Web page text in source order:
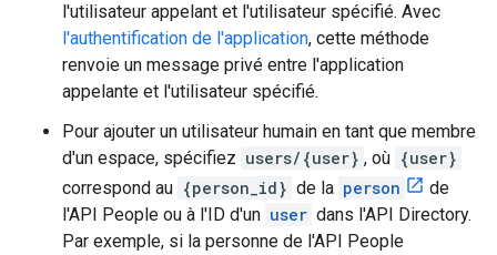
l'utilisateur appelant et l'utilisateur spécifié. Avec
l'authentification de l'application, cette méthode
renvoie un message privé entre l'application
appelante et l'utilisateur spécifié.
Pour ajouter un utilisateur humain en tant que membre
d'un espace, spécifiez users/{user} , où {user}
correspond au {person_id} de la person
de
l'API People ou à l'ID d'un user dans l'API Directory.
Par exemple, si la personne de l'API People